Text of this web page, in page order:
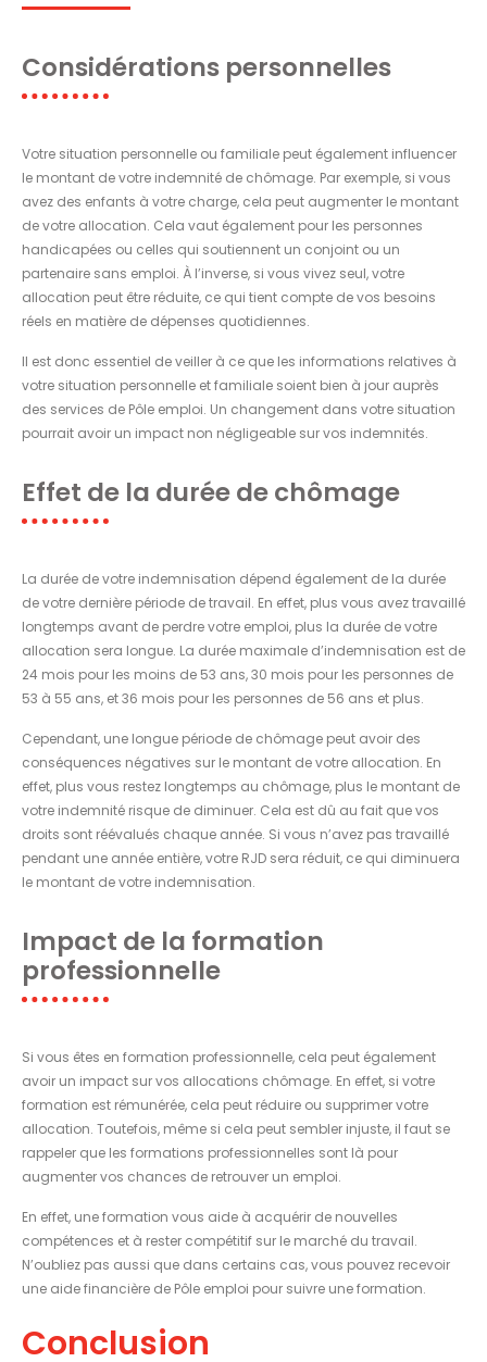
Considérations personnelles
Votre situation personnelle ou familiale peut également influencer
le montant de votre indemnité de chômage. Par exemple, si vous
avez des enfants à votre charge, cela peut augmenter le montant
de votre allocation. Cela vaut également pour les personnes
handicapées ou celles qui soutiennent un conjoint ou un
partenaire sans emploi. À l’inverse, si vous vivez seul, votre
allocation peut être réduite, ce qui tient compte de vos besoins
réels en matière de dépenses quotidiennes.
Il est donc essentiel de veiller à ce que les informations relatives à
votre situation personnelle et familiale soient bien à jour auprès
des services de Pôle emploi. Un changement dans votre situation
pourrait avoir un impact non négligeable sur vos indemnités.
Effet de la durée de chômage
La durée de votre indemnisation dépend également de la durée
de votre dernière période de travail. En effet, plus vous avez travaillé
longtemps avant de perdre votre emploi, plus la durée de votre
allocation sera longue. La durée maximale d’indemnisation est de
24 mois pour les moins de 53 ans, 30 mois pour les personnes de
53 à 55 ans, et 36 mois pour les personnes de 56 ans et plus.
Cependant, une longue période de chômage peut avoir des
conséquences négatives sur le montant de votre allocation. En
effet, plus vous restez longtemps au chômage, plus le montant de
votre indemnité risque de diminuer. Cela est dû au fait que vos
droits sont réévalués chaque année. Si vous n’avez pas travaillé
pendant une année entière, votre RJD sera réduit, ce qui diminuera
le montant de votre indemnisation.
Impact de la formation
professionnelle
Si vous êtes en formation professionnelle, cela peut également
avoir un impact sur vos allocations chômage. En effet, si votre
formation est rémunérée, cela peut réduire ou supprimer votre
allocation. Toutefois, même si cela peut sembler injuste, il faut se
rappeler que les formations professionnelles sont là pour
augmenter vos chances de retrouver un emploi.
En effet, une formation vous aide à acquérir de nouvelles
compétences et à rester compétitif sur le marché du travail.
N’oubliez pas aussi que dans certains cas, vous pouvez recevoir
une aide financière de Pôle emploi pour suivre une formation.
Conclusion